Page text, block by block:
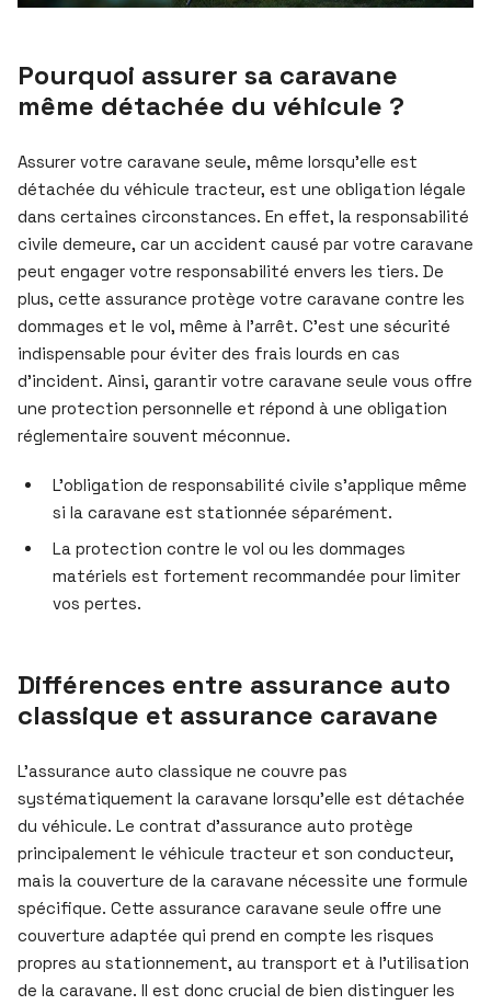
Pourquoi assurer sa caravane
même détachée du véhicule ?
Assurer votre caravane seule, même lorsqu’elle est
détachée du véhicule tracteur, est une obligation légale
dans certaines circonstances. En effet, la responsabilité
civile demeure, car un accident causé par votre caravane
peut engager votre responsabilité envers les tiers. De
plus, cette assurance protège votre caravane contre les
dommages et le vol, même à l’arrêt. C’est une sécurité
indispensable pour éviter des frais lourds en cas
d’incident. Ainsi, garantir votre caravane seule vous offre
une protection personnelle et répond à une obligation
réglementaire souvent méconnue.
L’obligation de responsabilité civile s’applique même
si la caravane est stationnée séparément.
La protection contre le vol ou les dommages
matériels est fortement recommandée pour limiter
vos pertes.
Différences entre assurance auto
classique et assurance caravane
L’assurance auto classique ne couvre pas
systématiquement la caravane lorsqu’elle est détachée
du véhicule. Le contrat d’assurance auto protège
principalement le véhicule tracteur et son conducteur,
mais la couverture de la caravane nécessite une formule
spécifique. Cette assurance caravane seule offre une
couverture adaptée qui prend en compte les risques
propres au stationnement, au transport et à l’utilisation
de la caravane. Il est donc crucial de bien distinguer les